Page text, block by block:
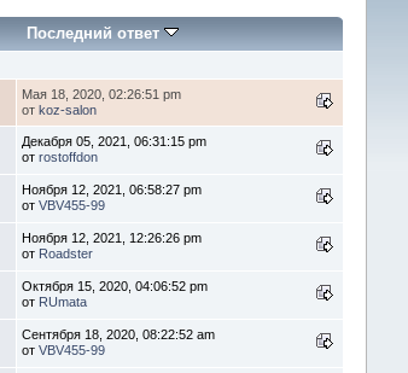
Последний ответ
Мая 18, 2020, 02:26:51 pm
от koz-salon
Декабря 05, 2021, 06:31:15 pm
от rostoffdon
Ноября 12, 2021, 06:58:27 pm
от VBV455-99
Ноября 12, 2021, 12:26:26 pm
от Roadster
Октября 15, 2020, 04:06:52 pm
от RUmata
Сентября 18, 2020, 08:22:52 am
от VBV455-99